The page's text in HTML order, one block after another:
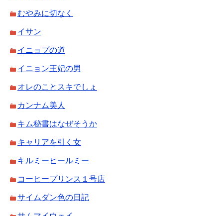
むやみに切なく
イサン
イニョプの道
イニョン王妃の男
オレのことスキでしょ
カンナム美人
キム秘書はなぜそうか
キャリアを引く女
キルミーヒールミー
コーヒープリンス１号店
サイムダン色の日記